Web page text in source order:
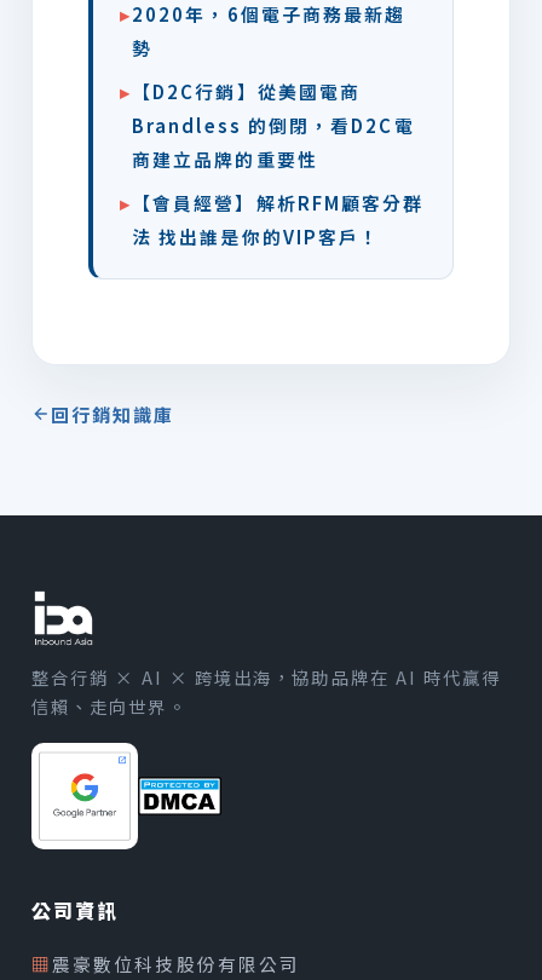
▸2020年，6個電子商務最新趨
勢
▸ 【D2C行銷】從美國電商
Brandless 的倒閉，看D2C電
商建立品牌的重要性
▸ 【會員經營】解析RFM顧客分群
法 找出誰是你的VIP客戶！
回行銷知識庫
整合行銷 × AI × 跨境出海，協助品牌在 AI 時代贏得
信賴、走向世界。
公司資訊
▦震豪數位科技股份有限公司